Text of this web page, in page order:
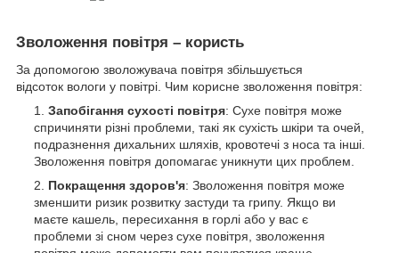
Зволоження повітря – користь
За допомогою зволожувача повітря збільшується
відсоток вологи у повітрі. Чим корисне зволоження повітря:
Запобігання сухості повітря: Сухе повітря може
спричиняти різні проблеми, такі як сухість шкіри та очей,
подразнення дихальних шляхів, кровотечі з носа та інші.
Зволоження повітря допомагає уникнути цих проблем.
Покращення здоров'я: Зволоження повітря може
зменшити ризик розвитку застуди та грипу. Якщо ви
маєте кашель, пересихання в горлі або у вас є
проблеми зі сном через сухе повітря, зволоження